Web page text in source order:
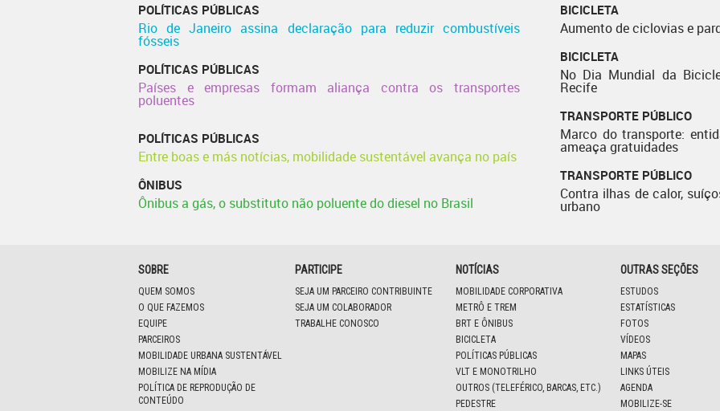
POLÍTICAS PÚBLICAS
Rio de Janeiro assina declaração para reduzir combustíveis
fósseis
POLÍTICAS PÚBLICAS
Países e empresas formam aliança contra os transportes
poluentes
POLÍTICAS PÚBLICAS
Entre boas e más notícias, mobilidade sustentável avança no país
ÔNIBUS
Ônibus a gás, o substituto não poluente do diesel no Brasil
BICICLETA
Aumento de ciclovias e
BICICLETA
No Dia Mundial da
Recife
TRANSPORTE PÚBLICO
Marco do transporte:
ameaça gratuidades
TRANSPORTE PÚBLICO
Contra ilhas de calor,
urbano
SOBRE
QUEM SOMOS
O QUE FAZEMOS
EQUIPE
PARCEIROS
MOBILIDADE URBANA SUSTENTÁVEL
MOBILIZE NA MÍDIA
POLÍTICA DE REPRODUÇÃO DE
CONTEÚDO
PARTICIPE
SEJA UM PARCEIRO CONTRIBUINTE
SEJA UM COLABORADOR
TRABALHE CONOSCO
NOTÍCIAS
MOBILIDADE CORPORATIVA
METRÔ E TREM
BRT E ÔNIBUS
BICICLETA
POLÍTICAS PÚBLICAS
VLT E MONOTRILHO
OUTROS (TELEFÉRICO, BARCAS, ETC.)
PEDESTRE
OUTRAS SEÇÕES
ESTUDOS
ESTATÍSTICAS
FOTOS
VÍDEOS
MAPAS
LINKS ÚTEIS
AGENDA
MOBILIZE-SE